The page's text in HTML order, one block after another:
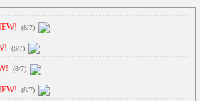
(8/7)
(8/7)
(8/7)
(8/7)